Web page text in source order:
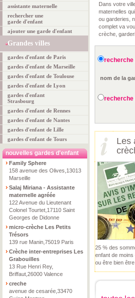
assistante maternelle
rechercher une
garde d'enfant
ajouter une garde d'enfant
Grandes villes
gardes d'enfant de Paris
gardes d'enfant de Marseille
gardes d'enfant de Toulouse
gardes d'enfant de Lyon
gardes d'enfant
Strasbourg
gardes d'enfant de Rennes
gardes d'enfant de Nantes
gardes d'enfant de Lille
gardes d'enfant de Tours
nouvelles gardes d'enfant
Family Sphere
158 avenue des Olives,13013
Marseille
Salaj Miriana - Assistante
maternelle agréée
122 Avenue du Lieutenant
Colonel Tourtet,17110 Saint
Georges de Didonne
micro-crèche Les Petits
Trésors
139 rue Manin,75019 Paris
Crèche inter-entreprises Les
Grabouilles
13 Rue Henri Rey,
Briffaut,26000 Valence
creche
avenue de cesarée,33470
Dans votre
maternelles
ou garderies,
complet va
crèche,
recherche
nom de la
recherche
Les
25 % des
enfant de
ou être bien être